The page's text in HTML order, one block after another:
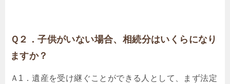
Ｑ２．子供がいない場合、相続分はいくらになり
ますか？
Ａ1．遺産を受け継ぐことができる人として、まず法定